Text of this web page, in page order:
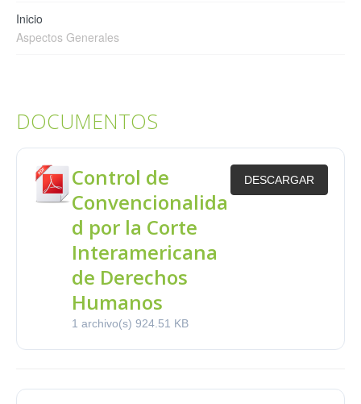
Inicio
Aspectos Generales
DOCUMENTOS
Control de
Convencionalida
d por la Corte
Interamericana
de Derechos
Humanos
1 archivo(s) 924.51 KB
DESCARGAR